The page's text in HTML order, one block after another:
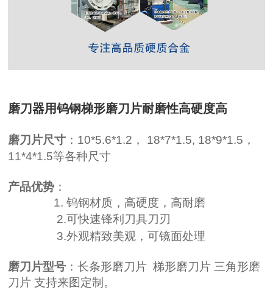
磨刀器用钨钢梯形磨刀片耐磨性高硬度高
磨刀片尺寸 ：10*5.6*1.2， 18*7*1.5, 18*9*1.5，
11*4*1.5等各种尺寸
产品优势 ：
1. 钨钢材质，高硬度，高耐磨
2.可快速锋利刀具刀刃
3.外观精致美观，可镜面处理
磨刀片型号 ：长条形磨刀片 梯形磨刀片 三角形磨
刀片 支持来图定制。